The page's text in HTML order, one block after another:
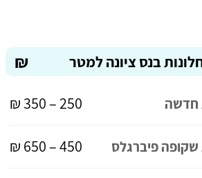
₪ בנס ציונה למטר
חדשה 250 – 350 ₪
פיברגלס 450 – 650 ₪